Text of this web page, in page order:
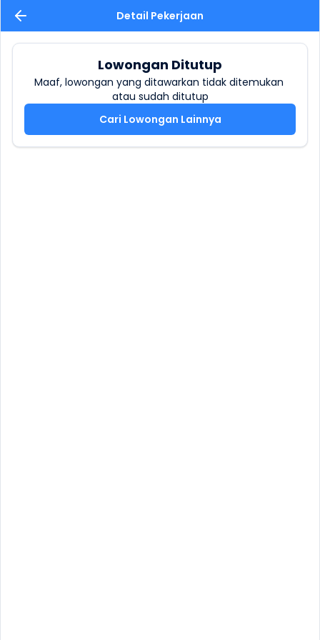
Detail Pekerjaan
Lowongan Ditutup
Maaf, lowongan yang ditawarkan tidak ditemukan
atau sudah ditutup
Cari Lowongan Lainnya